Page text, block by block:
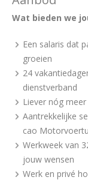
Wat bieden we
Een salaris dat
groeien
24
dienstverband
Liever nóg
Aantrekkelijke
cao
Werkweek van
jouw wensen
Werk en privé